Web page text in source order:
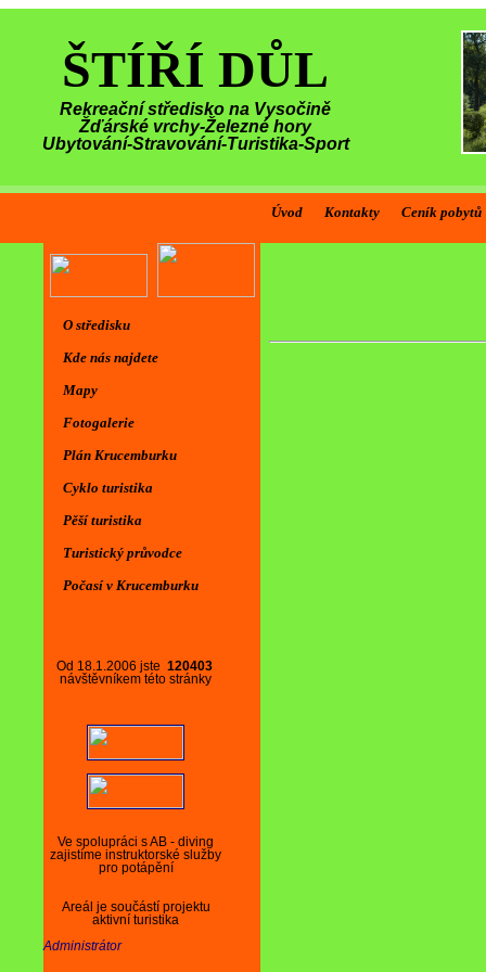
ŠTÍŘÍ DŮL
Rekreační středisko na Vysočině
Žďárské vrchy-Železné hory
Ubytování-Stravování-Turistika-Sport
Úvod Kontakty Ceník pobytů
Od 18.1.2006 jste 120403
návštěvníkem této stránky
Ve spolupráci s AB - diving
zajistíme instruktorské služby
pro potápění
Areál je součástí projektu
aktivní turistika
Administrátor
O středisku
Kde nás najdete
Mapy
Fotogalerie
Plán Krucemburku
Cyklo turistika
Pěší turistika
Turistický průvodce
Počasí v Krucemburku